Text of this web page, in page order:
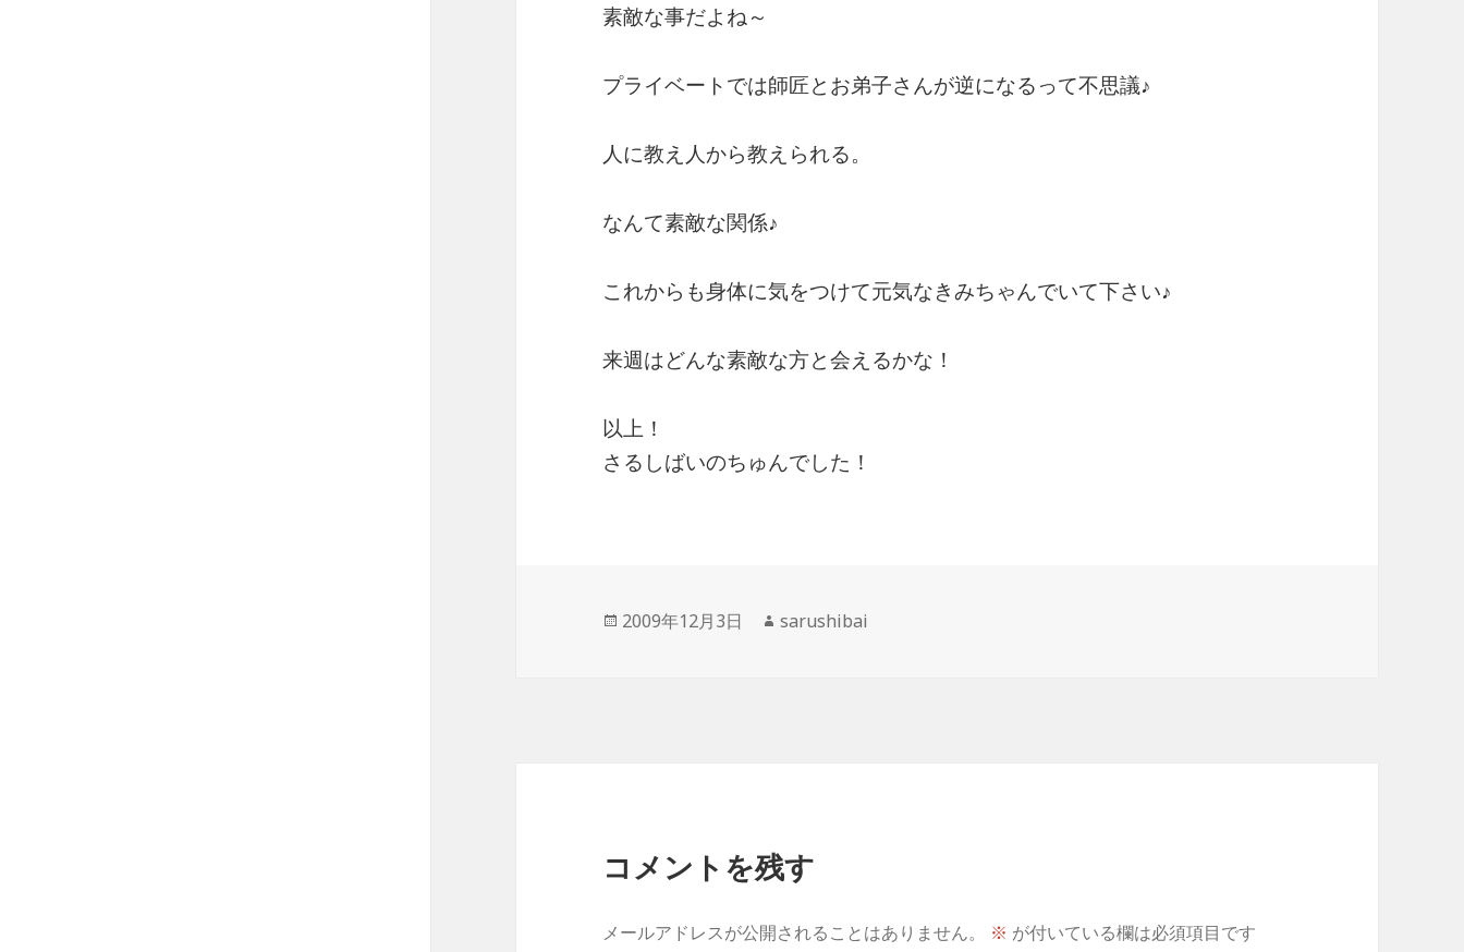
素敵な事だよね～
プライベートでは師匠とお弟子さんが逆になるって不思議♪
人に教え人から教えられる。
なんて素敵な関係♪
これからも身体に気をつけて元気なきみちゃんでいて下さい♪
来週はどんな素敵な方と会えるかな！
以上！
さるしばいのちゅんでした！
投
2009年12月3日
作
sarushibai
コメントを残す
メールアドレスが公開されることはありません。 ※ が付いている欄は必須項目です